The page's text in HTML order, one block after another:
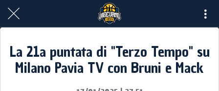
La 21a puntata di "Terzo Tempo" su
Milano Pavia TV con Bruni e Mack